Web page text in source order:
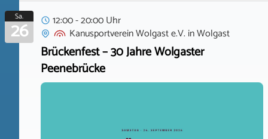
Sa.
26
12:00 - 20:00 Uhr
Kanusportverein Wolgast e.V. inWolgast
Brückenfest – 30 Jahre Wolgaster
Peenebrücke